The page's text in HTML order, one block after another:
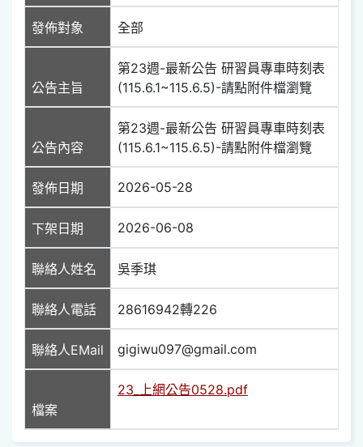
發佈對象 全部
公告主旨
第23週-最新公告 研習員專車時刻表
(115.6.1~115.6.5)-請點附件檔瀏覽
公告內容
第23週-最新公告 研習員專車時刻表
(115.6.1~115.6.5)-請點附件檔瀏覽
發佈日期 2026-05-28
下架日期 2026-06-08
聯絡人姓名 吳季琪
聯絡人電話 28616942轉226
聯絡人EMail gigiwu097@gmail.com
檔案
23_上網公告0528.pdf